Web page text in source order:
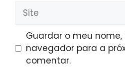
Site
Guardar o meu
navegador para a
comentar.